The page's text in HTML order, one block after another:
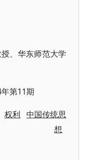
、华东师范大学
第11期
权利
中国传统思
想